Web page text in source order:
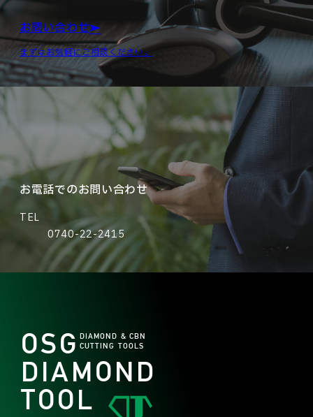
お問い合わせ
まずはお気軽にご相談ください。
お電話でのお問い合わせ
TEL
0740-22-2415
OSG
DIAMOND
TOOL
DIAMOND & CBN
CUTTING TOOLS